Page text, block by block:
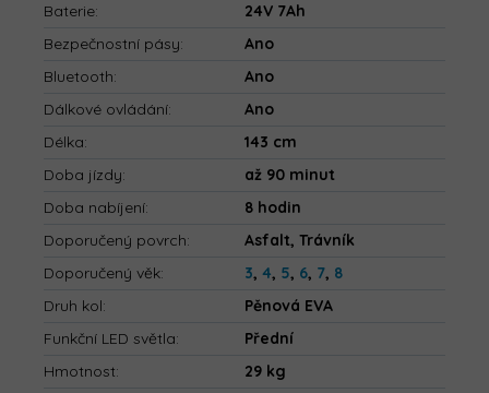
Baterie:
24V 7Ah
Bezpečnostní pásy:
Ano
Bluetooth:
Ano
Dálkové ovládání:
Ano
Délka:
143 cm
Doba jízdy:
až 90 minut
Doba nabíjení:
8 hodin
Doporučený povrch:
Asfalt, Trávník
Doporučený věk: 3, 4, 5, 6, 7, 8
Druh kol:
Pěnová EVA
Funkční LED světla:
Přední
Hmotnost:
29 kg